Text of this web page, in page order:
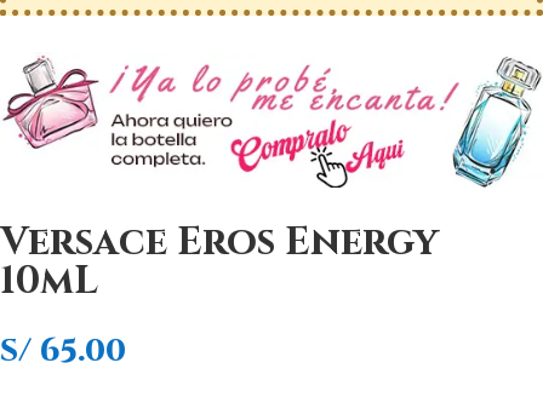
Versace Eros Energy
10mL
S/ 65.00